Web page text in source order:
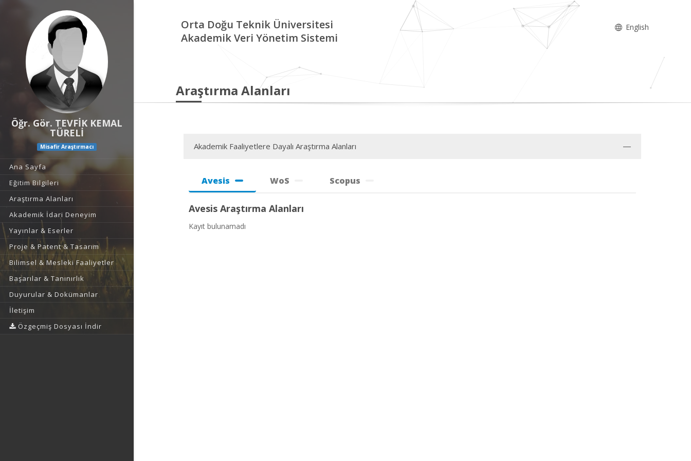
Öğr. Gör. TEVFİK KEMAL
TÜRELİ
Misafir Araştırmacı
Ana Sayfa
Eğitim Bilgileri
Araştırma Alanları
Akademik İdari Deneyim
Yayınlar & Eserler
Proje & Patent & Tasarım
Bilimsel & Mesleki Faaliyetler
Başarılar & Tanınırlık
Duyurular & Dokümanlar
İletişim
Özgeçmiş Dosyası İndir
Orta Doğu Teknik Üniversitesi
Akademik Veri Yönetim Sistemi
English
Araştırma Alanları
Akademik Faaliyetlere Dayalı Araştırma Alanları
Avesis WoS Scopus
Avesis Araştırma Alanları
Kayıt bulunamadı